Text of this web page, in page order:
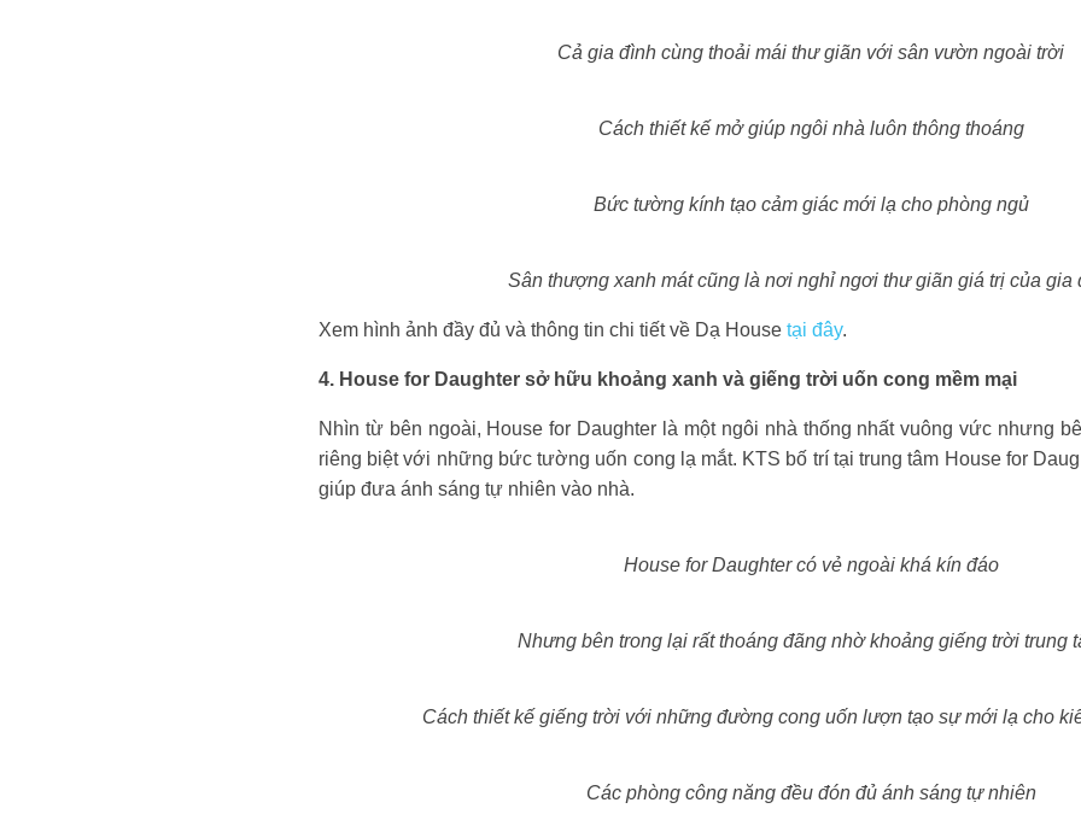
Cả gia đình cùng thoải mái thư giãn với sân vườn ngoài trời
Cách thiết kế mở giúp ngôi nhà luôn thông thoáng
Bức tường kính tạo cảm giác mới lạ cho phòng ngủ
Sân thượng xanh mát cũng là nơi nghỉ ngơi thư giãn giá trị của gia
Xem hình ảnh đầy đủ và thông tin chi tiết về Dạ House tại đây.
4. House for Daughter sở hữu khoảng xanh và giếng trời uốn cong mềm mại
Nhìn từ bên ngoài, House for Daughter là một ngôi nhà thống nhất vuông vức nhưng
riêng biệt với những bức tường uốn cong lạ mắt. KTS bố trí tại trung tâm House for
giúp đưa ánh sáng tự nhiên vào nhà.
House for Daughter có vẻ ngoài khá kín đáo
Nhưng bên trong lại rất thoáng đãng nhờ khoảng giếng trời trung
Cách thiết kế giếng trời với những đường cong uốn lượn tạo sự mới lạ cho
Các phòng công năng đều đón đủ ánh sáng tự nhiên